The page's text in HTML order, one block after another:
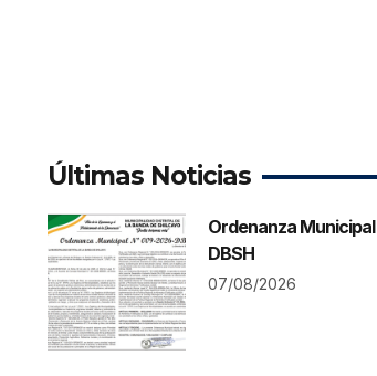
Últimas Noticias
Ordenanza
DBSH
07/08/2026